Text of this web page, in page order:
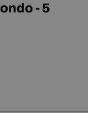
- 5